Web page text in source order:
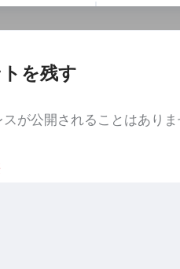
を残す
が公開されることはありま